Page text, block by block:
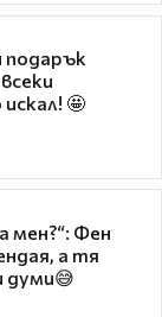
подарък
🤩
мен?“: Фен
а тя
думи😅